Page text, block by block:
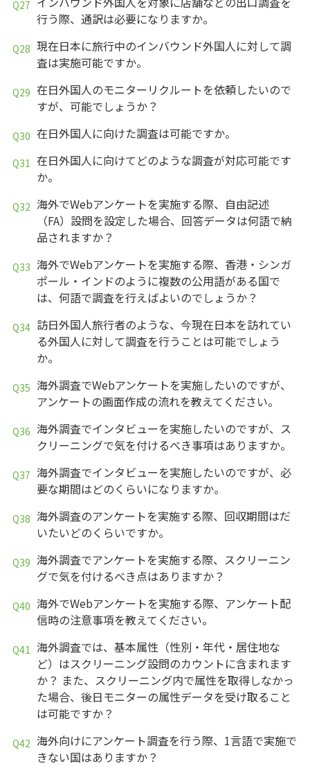
行う際、通訳は必要になりますか。
現在日本に旅行中のインバウンド外国人に対して調
査は実施可能ですか。
在日外国人のモニターリクルートを依頼したいので
すが、可能でしょうか？
在日外国人に向けた調査は可能ですか。
在日外国人に向けてどのような調査が対応可能です
か。
海外でWebアンケートを実施する際、自由記述
（FA）設問を設定した場合、回答データは何語で納
品されますか？
海外でWebアンケートを実施する際、香港・シンガ
ポール・インドのように複数の公用語がある国で
は、何語で調査を行えばよいのでしょうか？
訪日外国人旅行者のような、今現在日本を訪れてい
る外国人に対して調査を行うことは可能でしょう
か。
海外調査でWebアンケートを実施したいのですが、
アンケートの画面作成の流れを教えてください。
海外調査でインタビューを実施したいのですが、ス
クリーニングで気を付けるべき事項はありますか。
海外調査でインタビューを実施したいのですが、必
要な期間はどのくらいになりますか。
海外調査のアンケートを実施する際、回収期間はだ
いたいどのくらいですか。
海外調査でアンケートを実施する際、スクリーニン
グで気を付けるべき点はありますか？
海外でWebアンケートを実施する際、アンケート配
信時の注意事項を教えてください。
海外調査では、基本属性（性別・年代・居住地な
ど）はスクリーニング設問のカウントに含まれます
か？ また、スクリーニング内で属性を取得しなかっ
た場合、後日モニターの属性データを受け取ること
は可能ですか？
海外向けにアンケート調査を行う際、1言語で実施で
きない国はありますか？